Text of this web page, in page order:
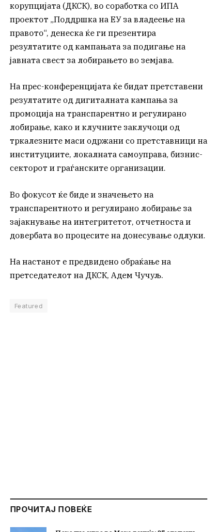
корупцијата (ДКСК), во соработка со ИПА
проектот „Поддршка на ЕУ за владеење на
правото“, денеска ќе ги презентира
резултатите од кампањата за подигање на
јавната свест за лобирањето во земјава.
На прес-конференцијата ќе бидат претставени
резултатите од дигиталната кампања за
промоција на транспарентно и регулирано
лобирање, како и клучните заклучоци од
тркалезните маси одржани со претставници на
институциите, локалната самоуправа, бизнис-
секторот и граѓанските организации.
Во фокусот ќе биде и значењето на
транспарентното и регулирано лобирање за
зајакнување на интегритетот, отчетноста и
довербата во процесите на донесување одлуки.
На настанот е предвидено обраќање на
претседателот на ДКСК, Адем Чучуљ.
Featured
ПРОЧИТАЈ ПОВЕЌЕ